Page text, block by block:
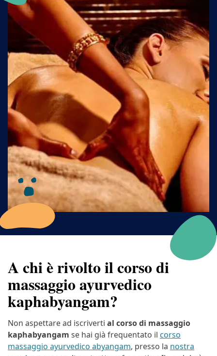
A chi è rivolto il corso di
massaggio ayurvedico
kaphabyangam?
Non aspettare ad iscriverti al corso di massaggio
kaphabyangam se hai già frequentato il corso
massaggio ayurvedico abyangam, presso la nostra